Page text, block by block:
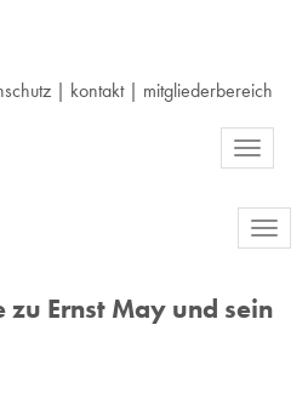
| kontakt| mitgliederbereich
Toggle
Ernst May und sein